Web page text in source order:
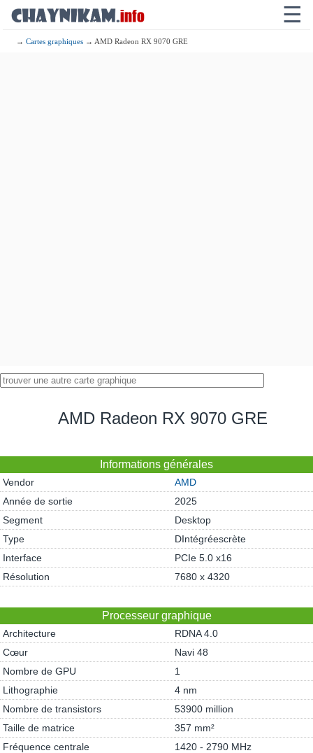
☰
→Cartes graphiques → AMD Radeon RX 9070 GRE
AMD Radeon RX 9070 GRE
Informations générales
Vendor
AMD
Année de sortie
2025
Segment
Desktop
Type
DIntégréescrète
Interface
PCIe 5.0 x16
Résolution
7680 x 4320
Processeur graphique
Architecture
RDNA 4.0
Cœur
Navi 48
Nombre de GPU
1
Lithographie
4 nm
Nombre de transistors
53900 million
Taille de matrice
357 mm²
Fréquence centrale
1420 - 2790 MHz